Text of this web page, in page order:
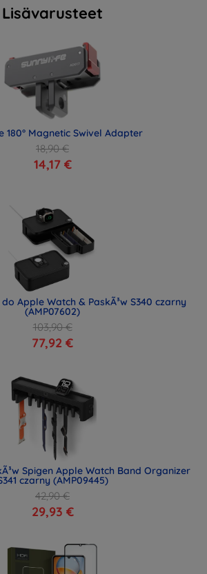
Lisävarusteet
180° Magnetic Swivel Adapter
18,90 €
14,17 €
Apple Watch & PaskÃ³w S340 czarny
(AMP07602)
103,90 €
77,92 €
Spigen Apple Watch Band Organizer
czarny (AMP09445)
42,90 €
29,93 €